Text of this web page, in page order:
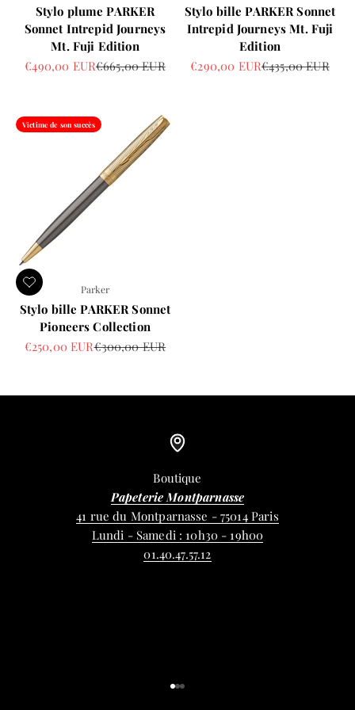
Stylo plume PARKER
Sonnet Intrepid Journeys
Mt. Fuji Edition
Prix de vente
€490,00 EURPrix normal
€665,00 EUR
Stylo bille PARKER Sonnet
Intrepid Journeys Mt. Fuji
Edition
Prix de vente
€290,00 EURPrix normal
€435,00 EUR
Victime de son succès
Parker
Stylo bille PARKER Sonnet
Pioneers Collection
Prix de vente
€250,00 EURPrix normal
€300,00 EUR
Boutique
Papeterie Montparnasse
41 rue du Montparnasse - 75014 Paris
Lundi - Samedi : 10h30 - 19h00
01.40.47.57.12